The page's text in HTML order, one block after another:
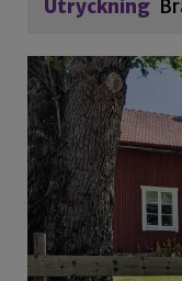
Utryckning